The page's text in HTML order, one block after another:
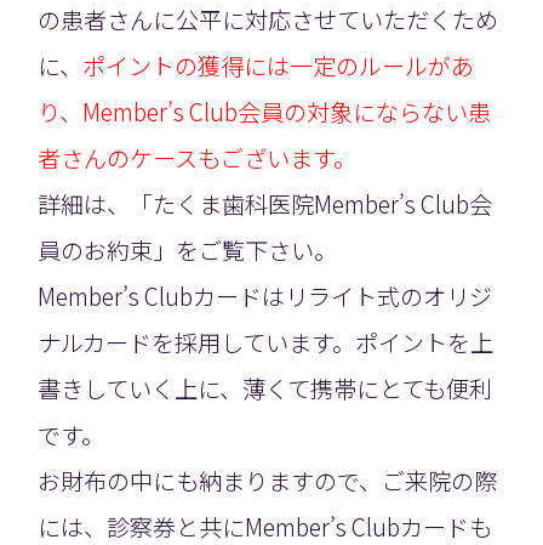
の患者さんに公平に対応させていただくため
に、 ポイントの獲得には一定のルールがあ
り、Member’s Club会員の対象にならない患
者さんのケースもございます。
詳細は、「たくま歯科医院Member’s Club会
員のお約束」をご覧下さい。
Member’s Clubカードはリライト式のオリジ
ナルカードを採用しています。ポイントを上
書きしていく上に、薄くて携帯にとても便利
です。
お財布の中にも納まりますので、ご来院の際
には、診察券と共にMember’s Clubカードも